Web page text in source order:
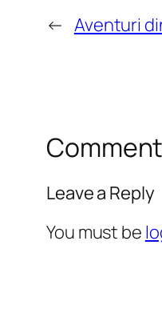
← Aventuri
Leave a Reply
You must be